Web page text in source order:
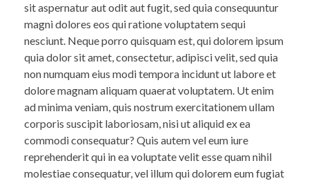
sit aspernatur aut odit aut fugit, sed quia consequuntur
magni dolores eos qui ratione voluptatem sequi
nesciunt. Neque porro quisquam est, qui dolorem ipsum
quia dolor sit amet, consectetur, adipisci velit, sed quia
non numquam eius modi tempora incidunt ut labore et
dolore magnam aliquam quaerat voluptatem. Ut enim
ad minima veniam, quis nostrum exercitationem ullam
corporis suscipit laboriosam, nisi ut aliquid ex ea
commodi consequatur? Quis autem vel eum iure
reprehenderit qui in ea voluptate velit esse quam nihil
molestiae consequatur, vel illum qui dolorem eum fugiat